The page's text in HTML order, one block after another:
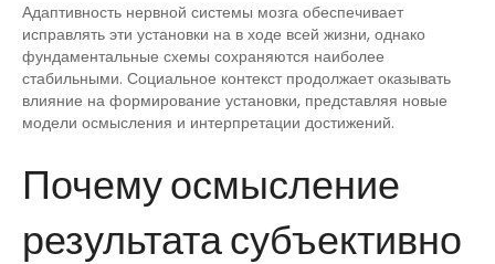
Адаптивность нервной системы мозга обеспечивает
исправлять эти установки на в ходе всей жизни, однако
фундаментальные схемы сохраняются наиболее
стабильными. Социальное контекст продолжает оказывать
влияние на формирование установки, представляя новые
модели осмысления и интерпретации достижений.
Почему осмысление
результата субъективно